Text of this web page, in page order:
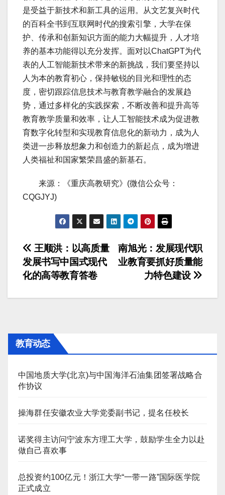
是受益于新技术和新工具的运用。从文艺复兴时代
的百科全书到互联网时代的搜索引擎，大学在保
护、传承和创新知识方面的能力大幅提升，人才培
养的基本功能得以充分发挥。面对以ChatGPT为代
表的人工智能新技术带来的新挑战，我们要坚持以
人为本的教育初心，保持敏锐的目光和理性的态
度，密切跟踪信息技术与教育教学融合的发展趋
势，通过多样化的实践探索，不断改善和提升高等
教育教学质量和效率，让人工智能技术成为促进教
育数字化转型和实现教育信息化的新动力，成为人
类进一步释放想象力和创造力的新起点，成为增进
人类福祉和国家繁荣昌盛的新基石。
来源：《重庆高教研究》(微信公众号：
CQGJYJ)
文
章
导
南旭光：发展现代职
业教育要抓好质量能
力特色建设
王顺洪：以高质量
发展书写中国式现代
化的高等教育答卷
教育动态
中国地质大学(北京)与中国海洋石油集团签署战略合
作协议
操海群任安徽农业大学党委副书记，提名任校长
诺奖得主访问宁波东方理工大学，鼓励学生全力以赴
做自己喜欢事
总投资约100亿元！浙江大学“一带一路”国际医学院
正式成立